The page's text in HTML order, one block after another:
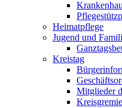
Heimatpflege
Jugend und
Kreistag
Mitglieder